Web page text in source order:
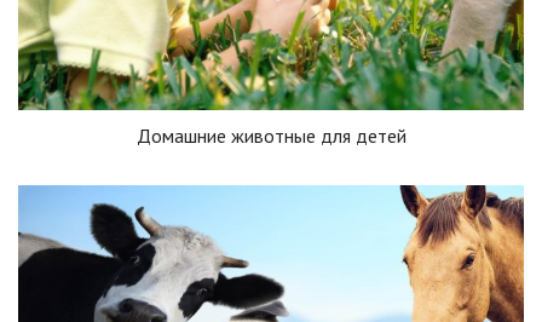
Домашние животные для детей